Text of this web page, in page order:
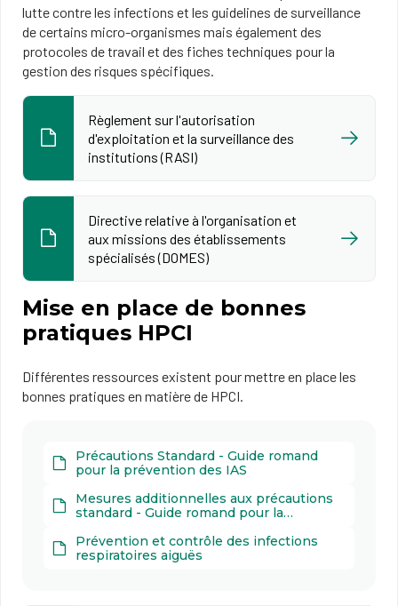
lutte contre les infections et les guidelines de surveillance
de certains micro-organismes mais également des
protocoles de travail et des fiches techniques pour la
gestion des risques spécifiques.
Règlement sur l'autorisation
d'exploitation et la surveillance des
institutions (RASI)
Directive relative à l'organisation et
aux missions des établissements
spécialisés (DOMES)
Mise en place de bonnes
pratiques HPCI
Différentes ressources existent pour mettre en place les
bonnes pratiques en matière de HPCI.
Précautions Standard - Guide romand
pour la prévention des IAS
Mesures additionnelles aux précautions
standard - Guide romand pour la
Prévention et contrôle des infections
respiratoires aiguës